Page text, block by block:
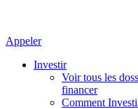
Appeler
Investir
Voir tous les
financer
Comment